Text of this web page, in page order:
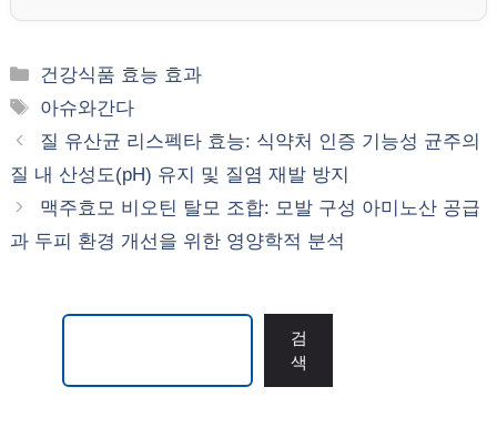
카
테
리
건강식품 효능 효과
태
그
아슈와간다
질 유산균 리스펙타 효능: 식약처 인증 기능성 균주의
질 내 산성도(pH) 유지 및 질염 재발 방지
맥주효모 비오틴 탈모 조합: 모발 구성 아미노산 공급
과 두피 환경 개선을 위한 영양학적 분석
검
색